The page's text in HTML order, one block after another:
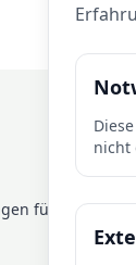
für die
nicht